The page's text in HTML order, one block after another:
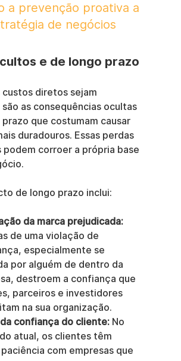
a prevenção proativa a
de negócios
e de longo prazo
custos diretos sejam
as consequências ocultas
que costumam causar
duradouros. Essas perdas
podem corroer a própria base
de longo prazo inclui:
da marca prejudicada:
de uma violação de
especialmente se
por alguém de dentro da
destroem a confiança que
parceiros e investidores
na sua organização.
da confiança do cliente: No
atual, os clientes têm
com empresas que